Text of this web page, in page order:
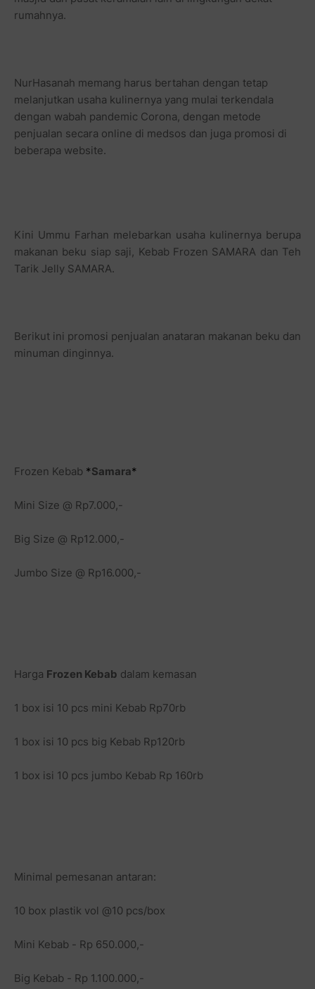
rumahnya.
NurHasanah memang harus bertahan dengan tetap
melanjutkan usaha kulinernya yang mulai terkendala
dengan wabah pandemic Corona, dengan metode
penjualan secara online di medsos dan juga promosi di
beberapa website.
Kini Ummu Farhan melebarkan usaha kulinernya berupa
makanan beku siap saji, Kebab Frozen SAMARA dan Teh
Tarik Jelly SAMARA.
Berikut ini promosi penjualan anataran makanan beku dan
minuman dinginnya.
Frozen Kebab *Samara*
Mini Size @ Rp7.000,-
Big Size @ Rp12.000,-
Jumbo Size @ Rp16.000,-
Harga Frozen Kebab dalam kemasan
1 box isi 10 pcs mini Kebab Rp70rb
1 box isi 10 pcs big Kebab Rp120rb
1 box isi 10 pcs jumbo Kebab Rp 160rb
Minimal pemesanan antaran:
10 box plastik vol @10 pcs/box
Mini Kebab - Rp 650.000,-
Big Kebab - Rp 1.100.000,-